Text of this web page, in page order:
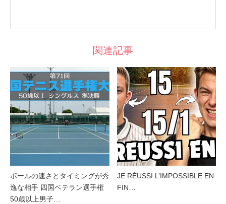
関連記事
ボールの速さとタイミングが秀
逸な相手 四国ベテラン選手権
50歳以上男子…
JE RÉUSSI L’IMPOSSIBLE EN
FIN…